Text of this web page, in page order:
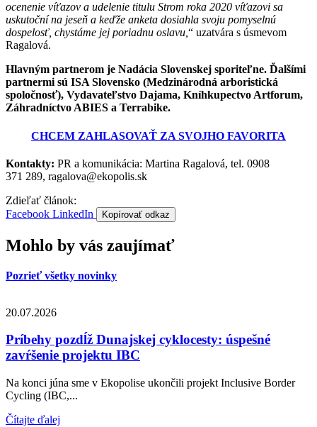
ocenenie víťazov a udelenie titulu Strom roka 2020 víťazovi sa
uskutoční na jeseň a keďže anketa dosiahla svoju pomyselnú
dospelosť, chystáme jej poriadnu oslavu, “ uzatvára s úsmevom
Ragalová.
Hlavným partnerom je Nadácia Slovenskej sporiteľne. Ďalšími
partnermi sú ISA Slovensko (Medzinárodná arboristická
spoločnosť), Vydavateľstvo Dajama, Kníhkupectvo Artforum,
Záhradníctvo ABIES a Terrabike.
CHCEM ZAHLASOVAŤ ZA SVOJHO FAVORITA
Kontakty: PR a komunikácia: Martina Ragalová, tel. 0908
371 289, ragalova@ekopolis.sk
Zdieľať článok:
Facebook LinkedIn Kopírovať odkaz
Mohlo by vás zaujímať
Pozrieť všetky novinky
20.07.2026
Príbehy pozdĺž Dunajskej cyklocesty: úspešné
zavŕšenie projektu IBC
Na konci júna sme v Ekopolise ukončili projekt Inclusive Border
Cycling (IBC,...
Čítajte ďalej